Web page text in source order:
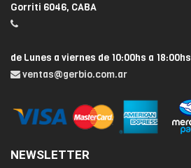
Gorriti 6046, CABA
de Lunes a viernes de 10:00hs a 18:00hs
ventas@gerbio.com.ar
NEWSLETTER